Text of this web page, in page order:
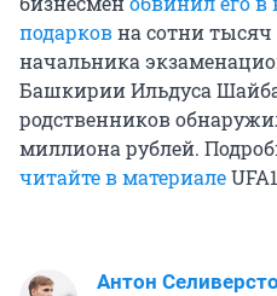
подарковна сотни тысяч
начальника
Башкирии Ильдуса
родственников
миллиона рублей.
читайте в материале
Антон